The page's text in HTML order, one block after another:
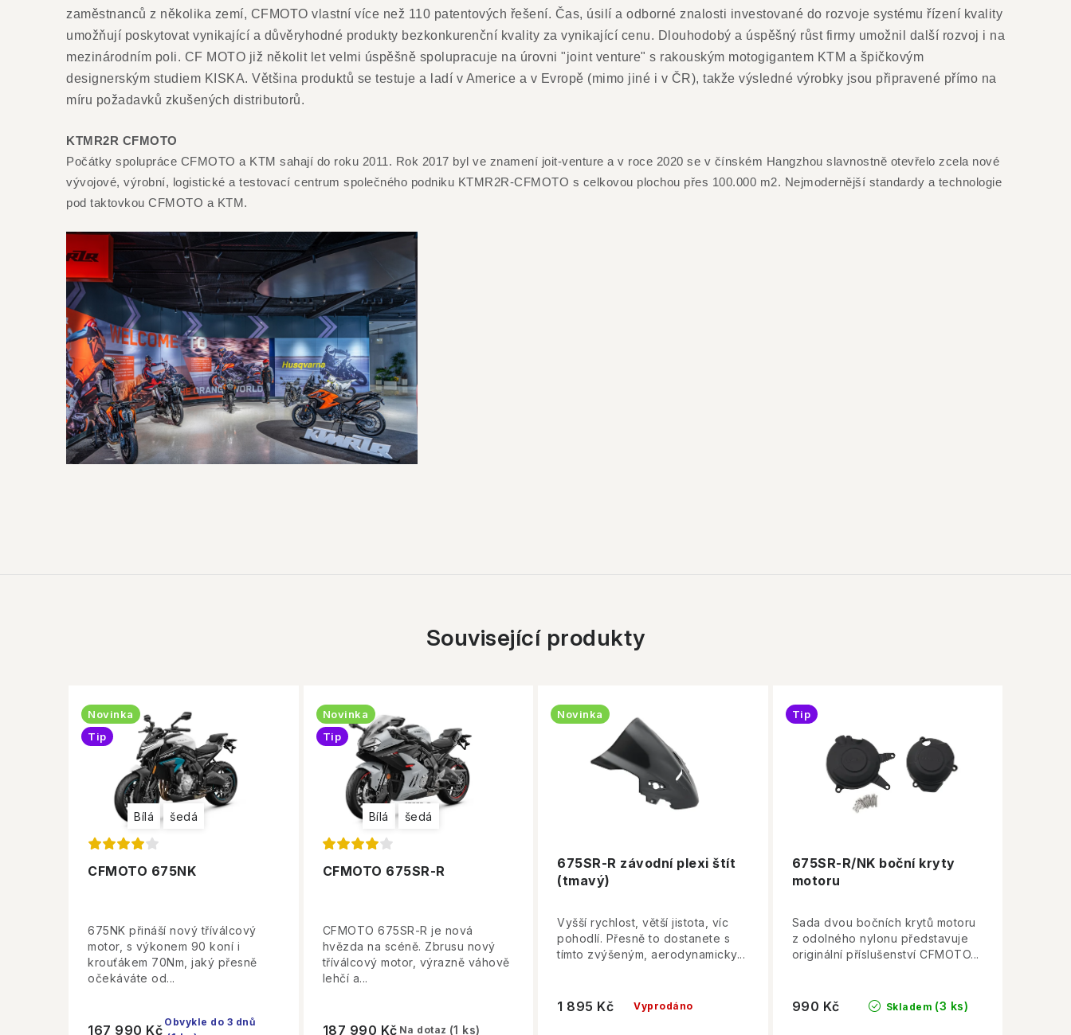
zaměstnanců z několika zemí, CFMOTO vlastní více než 110 patentových řešení. Čas, úsilí a odborné znalosti investované do rozvoje systému řízení kvality
umožňují poskytovat vynikající a důvěryhodné produkty bezkonkurenční kvality za vynikající cenu. Dlouhodobý a úspěšný růst firmy umožnil další rozvoj i na
mezinárodním poli. CF MOTO již několit let velmi úspěšně spolupracuje na úrovni "joint venture" s rakouským motogigantem KTM a špičkovým
designerským studiem KISKA. Většina produktů se testuje a ladí v Americe a v Evropě (mimo jiné i v ČR), takže výsledné výrobky jsou připravené přímo na
míru požadavků zkušených distributorů.
KTMR2R CFMOTO
Počátky spolupráce CFMOTO a KTM sahají do roku 2011. Rok 2017 byl ve znamení joit-venture a v roce 2020 se v čínském Hangzhou slavnostně otevřelo zcela nové
vývojové, výrobní, logistické a testovací centrum společného podniku KTMR2R-CFMOTO s celkovou plochou přes 100.000 m2. Nejmodernější standardy a technologie
pod taktovkou CFMOTO a KTM.
Související produkty
CFMOTO 675NK
Novinka
Tip
Bílá šedá
Obvykle do 3 dnů
167 990 Kč
675NK přináší nový tříválcový
motor, s výkonem 90 koní i
krouťákem 70Nm, jaký přesně
očekáváte od...
CFMOTO 675SR-R
Novinka
Tip
Bílá šedá
Na dotaz (1 ks)
187 990 Kč
CFMOTO 675SR-R je nová
hvězda na scéně. Zbrusu nový
tříválcový motor, výrazně váhově
lehčí a...
675SR-R závodní plexi štít
(tmavý)
Novinka
Vyprodáno
1 895 Kč
Vyšší rychlost, větší jistota, víc
pohodlí. Přesně to dostanete s
tímto zvýšeným, aerodynamicky...
675SR-R/NK boční kryty
motoru
Tip
Skladem (3 ks)
990 Kč
Sada dvou bočních krytů motoru
z odolného nylonu představuje
originální příslušenství CFMOTO...